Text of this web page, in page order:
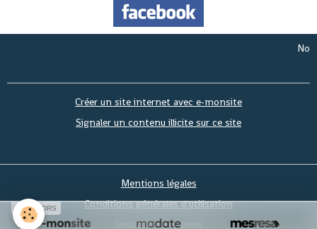
Nous
Créer un site internet avec e-monsite
Signaler un contenu illicite sur ce site
Mentions légales
Conditions générales d'utilisation
Gestion des cookies
SPONSORS